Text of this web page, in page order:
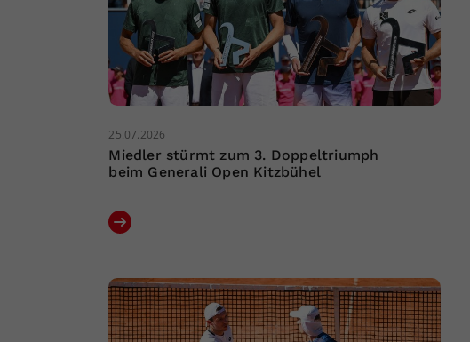
25.07.2026
Miedler stürmt zum 3. Doppeltriumph
beim Generali Open Kitzbühel